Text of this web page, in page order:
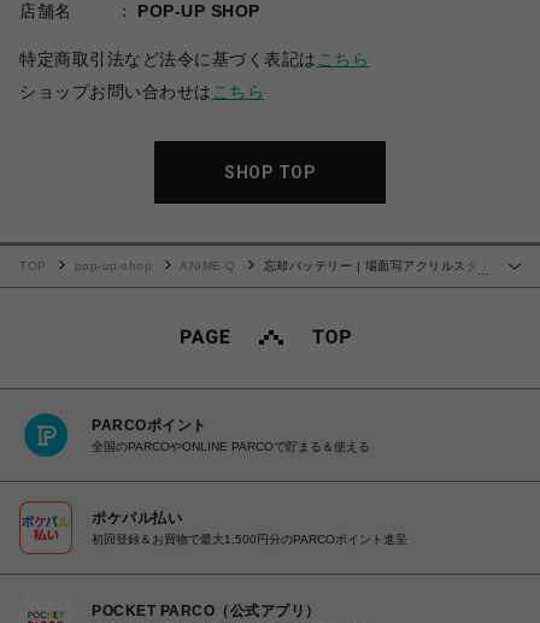
店舗名
POP-UP SHOP
特定商取引法など法令に基づく表記は こちら
ショップお問い合わせは こちら
SHOP TOP
TOP pop-up-shop ANIME-Q
忘却バッテリー | 場面写アクリルスタン
PARCOポイント
全国のPARCOやONLINE PARCOで貯まる＆使える
ポケパル払い
初回登録＆お買物で最大1,500円分のPARCOポイント進呈
POCKET PARCO（公式アプリ）